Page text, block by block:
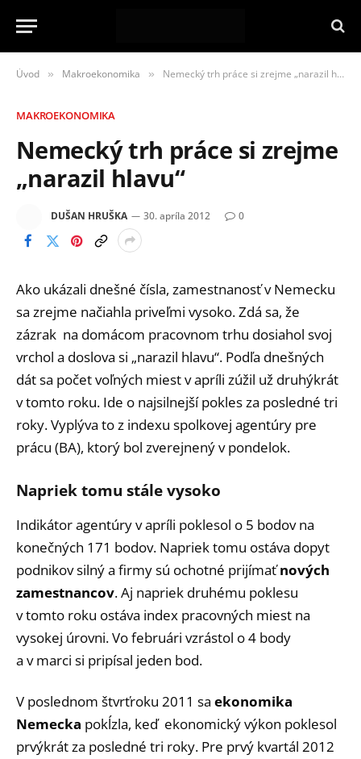
Úvod » Makroekonomika » Nemecký trh práce si zrejme „narazil hlavu“
MAKROEKONOMIKA
Nemecký trh práce si zrejme
„narazil hlavu“
DUŠAN HRUŠKA 30. apríla 2012 0
Ako ukázali dnešné čísla, zamestnanosť v Nemecku
sa zrejme načiahla priveľmi vysoko. Zdá sa, že
zázrak na domácom pracovnom trhu dosiahol svoj
vrchol a doslova si „narazil hlavu“. Podľa dnešných
dát sa počet voľných miest v apríli zúžil už druhýkrát
v tomto roku. Ide o najsilnejší pokles za posledné tri
roky. Vyplýva to z indexu spolkovej agentúry pre
prácu (BA), ktorý bol zverejnený v pondelok.
Napriek tomu stále vysoko
Indikátor agentúry v apríli poklesol o 5 bodov na
konečných 171 bodov. Napriek tomu ostáva dopyt
podnikov silný a firmy sú ochotné prijímaťnových
zamestnancov. Aj napriek druhému poklesu
v tomto roku ostáva index pracovných miest na
vysokej úrovni. Vo februári vzrástol o 4 body
a v marci si pripísal jeden bod.
V poslednom štvrťroku 2011 sa ekonomika
Nemecka pokĺzla, keď ekonomický výkon poklesol
prvýkrát za posledné tri roky. Pre prvý kvartál 2012